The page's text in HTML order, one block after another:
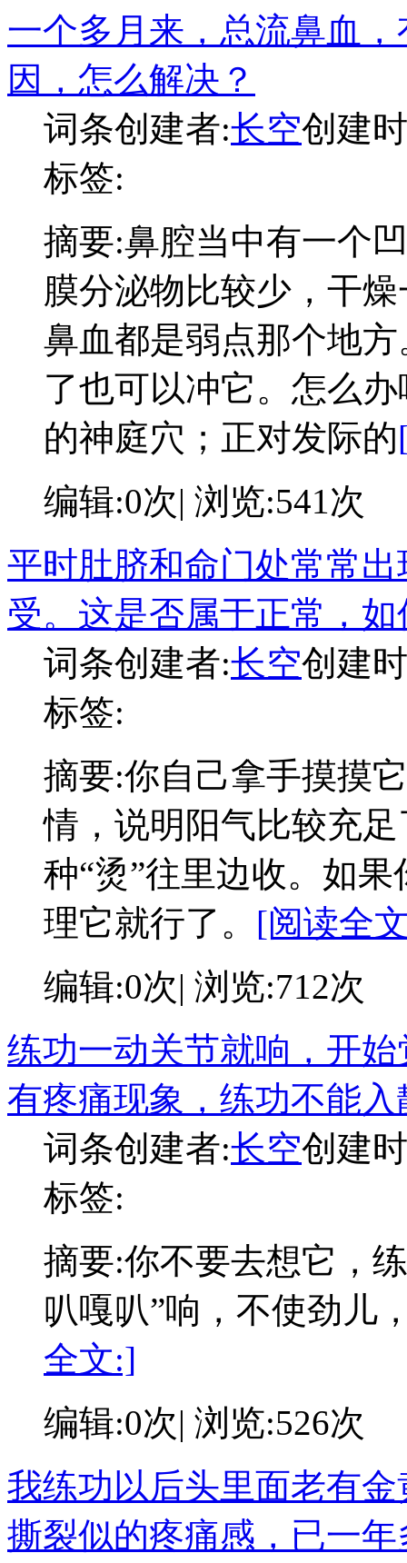
一个多月来，总流鼻血
因，怎么解决？
词条创建者:长空创建
标签:
摘要:鼻腔当中有一个
膜分泌物比较少，干
鼻血都是弱点那个地
了也可以冲它。怎么
的神庭穴；正对发际的
编辑:0次| 浏览:541次
平时肚脐和命门处常常
受。这是否属于正常，如
词条创建者:长空创建
标签:
摘要:你自己拿手摸摸
情，说明阳气比较充
种“烫”往里边收。如
理它就行了。 [阅读全
编辑:0次| 浏览:712次
练功一动关节就响，开
有疼痛现象，练功不能入
词条创建者:长空创建
标签:
摘要:你不要去想它，
叭嘎叭”响，不使劲儿
全文:]
编辑:0次| 浏览:526次
我练功以后头里面老有
撕裂似的疼痛感，已一